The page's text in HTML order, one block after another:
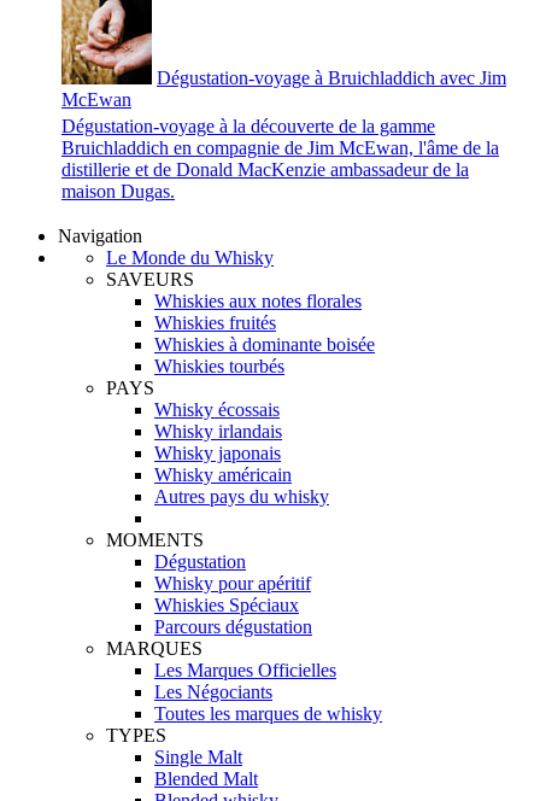
Dégustation-voyage à Bruichladdich avec Jim
McEwan
Dégustation-voyage à la découverte de la gamme
Bruichladdich en compagnie de Jim McEwan, l'âme de la
distillerie et de Donald MacKenzie ambassadeur de la
maison Dugas.
Navigation
Le Monde du Whisky
SAVEURS
Whiskies aux notes florales
Whiskies fruités
Whiskies à dominante boisée
Whiskies tourbés
PAYS
Whisky écossais
Whisky irlandais
Whisky japonais
Whisky américain
Autres pays du whisky
MOMENTS
Dégustation
Whisky pour apéritif
Whiskies Spéciaux
Parcours dégustation
MARQUES
Les Marques Officielles
Les Négociants
Toutes les marques de whisky
TYPES
Single Malt
Blended Malt